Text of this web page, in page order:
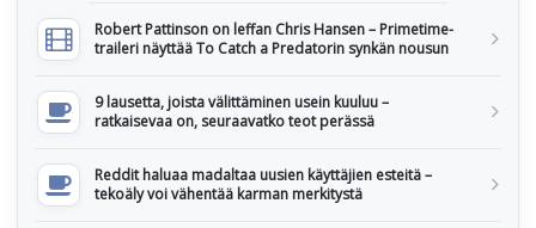
Robert Pattinson on leffan Chris Hansen – Primetime-
traileri näyttää To Catch a Predatorin synkän nousun
9 lausetta, joista välittäminen usein kuuluu –
ratkaisevaa on, seuraavatko teot perässä
Reddit haluaa madaltaa uusien käyttäjien esteitä –
tekoäly voi vähentää karman merkitystä